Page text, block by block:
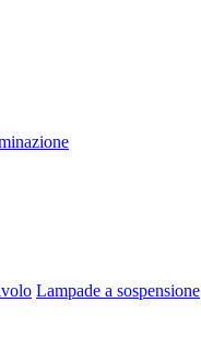
Lampade a sospensione